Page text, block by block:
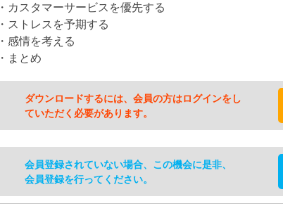
・カスタマーサービスを優先する
・ストレスを予期する
・感情を考える
・まとめ
ダウンロードするには、会員の方はログインをし
ていただく必要があります。
会員登録されていない場合、この機会に是非、
会員登録を行ってください。